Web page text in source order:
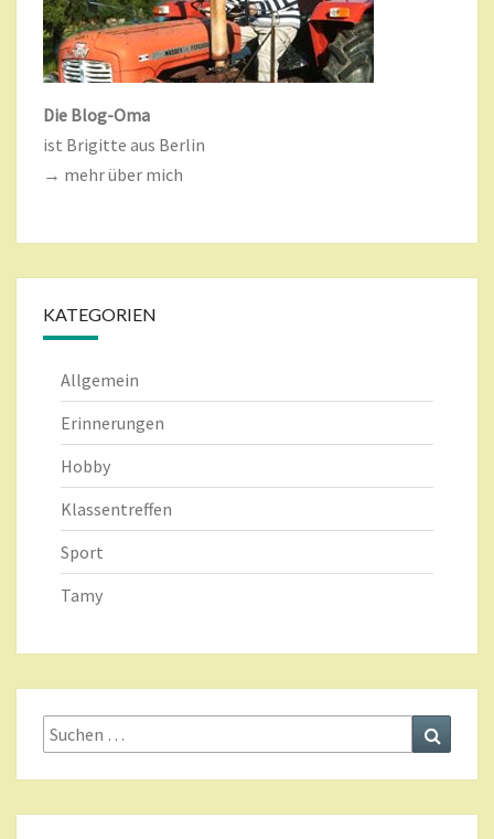
Die Blog-Oma
ist Brigitte aus Berlin
→ mehr über mich
KATEGORIEN
Allgemein
Erinnerungen
Hobby
Klassentreffen
Sport
Tamy
Suche
nach: